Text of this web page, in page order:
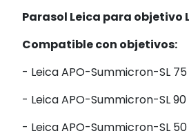
Parasol Leica para objetivo
Compatible con objetivos:
- Leica APO-Summicron-SL
- Leica APO-Summicron-SL 90
- Leica APO-Summicron-SL